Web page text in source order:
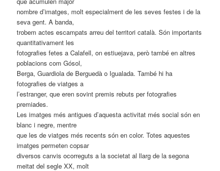
nombre d’imatges, molt especialment de les seves festes i de la
seva gent. A banda,
trobem actes escampats arreu del territori català. Són importants
quantitativament les
fotografies fetes a Calafell, on estiuejava, però també en altres
poblacions com Gósol,
Berga, Guardiola de Berguedà o Igualada. També hi ha
fotografies de viatges a
l’estranger, que eren sovint premis rebuts per fotografies
premiades.
Les imatges més antigues d’aquesta activitat més social són en
blanc i negre, mentre
que les de viatges més recents són en color. Totes aquestes
imatges permeten copsar
diversos canvis ocorreguts a la societat al llarg de la segona
meitat del segle XX, molt